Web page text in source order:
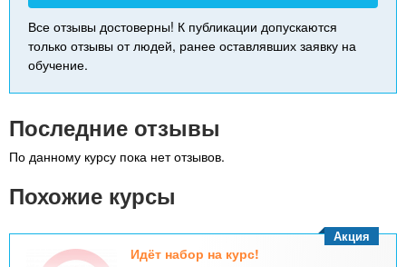
Все отзывы достоверны! К публикации допускаются
только отзывы от людей, ранее оставлявших заявку на
обучение.
Последние отзывы
По данному курсу пока нет отзывов.
Похожие курсы
Идёт набор на курс!
Акция